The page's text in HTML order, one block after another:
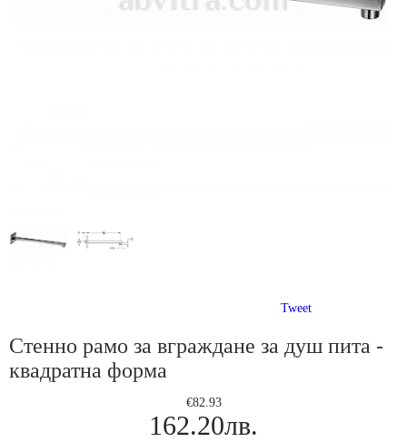
Tweet
Стенно рамо за вграждане за душ пита -
квадратна форма
€82.93
162.20лв.